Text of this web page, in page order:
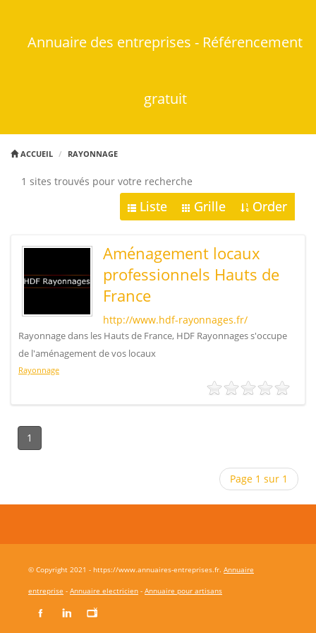
Annuaire des entreprises - Référencement
gratuit
ACCUEIL RAYONNAGE
1 sites trouvés pour votre recherche
Liste Grille Order
Aménagement locaux
professionnels Hauts de
France
http://www.hdf-rayonnages.fr/
Rayonnage dans les Hauts de France, HDF Rayonnages s'occupe
de l'aménagement de vos locaux
Rayonnage
1
Page 1 sur 1
© Copyright 2021 - https://www.annuaires-entreprises.fr. Annuaire
entreprise - Annuaire electricien - Annuaire pour artisans